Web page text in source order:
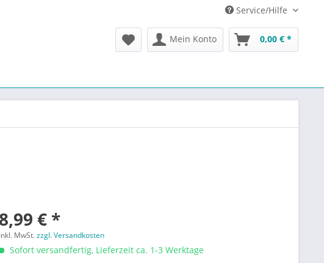
Service/Hilfe
Mein Konto 0,00 € *
8,99 € *
inkl. MwSt.zzgl. Versandkosten
Sofort versandfertig, Lieferzeit ca. 1-3 Werktage